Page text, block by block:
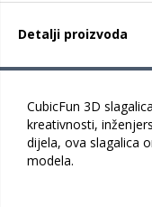
Detalji proizvoda
CubicFun 3D
kreativnosti,
dijela, ova slagalica
modela.